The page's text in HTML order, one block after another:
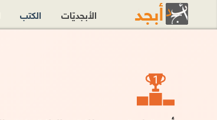
الأبجديّات الكتب